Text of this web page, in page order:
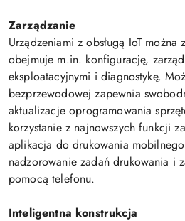
Zarządzanie
Urządzeniami z obsługą IoT
obejmuje m.in. konfigurację,
eksploatacyjnymi i diagnostykę.
bezprzewodowej zapewnia
aktualizacje oprogramowania
korzystanie z najnowszych funkcji
aplikacja do drukowania
nadzorowanie zadań drukowania i
pomocą telefonu.
Inteligentna konstrukcja